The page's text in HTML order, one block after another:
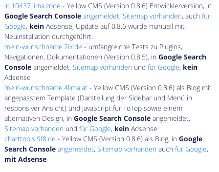
in.10437.lima.zone - Yellow CMS (Version 0.8.6) Entwicklerversion, in
Google Search Console angemeldet,Sitemap vorhanden, auchfür
Google, kein Adsense, Update auf 0.8.6 wurde manuell mit
Neuinstallation durchgeführt.
mein-wunschname.2ix.de - umfangreiche Tests zu Plugins,
Navigationen, Dokumentationen (Version 0.8.5), inGoogle Search
Console angemeldet,Sitemap vorhanden undfür Google, kein
Adsense
mein-wunschname.4lima.at - Yellow CMS (Version 0.8.6) als Blog mit
angepasstem Template (Darstellung der Sidebar und Menü in
responsiver Ansicht) und JavaScript für ToTop sowie einem
alternativen Design, inGoogle Search Console angemeldet,
Sitemap vorhanden undfür Google, kein Adsense
charttools.9f8.de - Yellow CMS (Version 0.8.6) als Blog, inGoogle
Search Console angemeldet,Sitemap vorhanden auchfür Google,
mit Adsense